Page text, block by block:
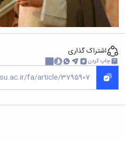
اشتراک گذاری
چاپ کردن